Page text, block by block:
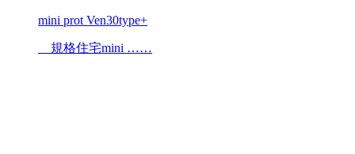
mini prot Ven30type+
規格住宅mini ……